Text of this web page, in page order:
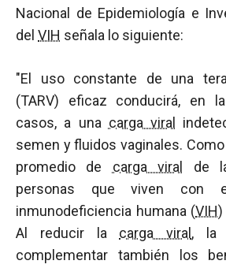
Nacional de Epidemiología e
del VIH señala lo siguiente:
"El uso constante de una
(TARV) eficaz conducirá, en
casos, a una carga viral
semen y fluidos vaginales.
promedio de carga viral
de
personas que viven
inmunodeficiencia humana (VIH)
Al reducir la carga viral , la
complementar también los